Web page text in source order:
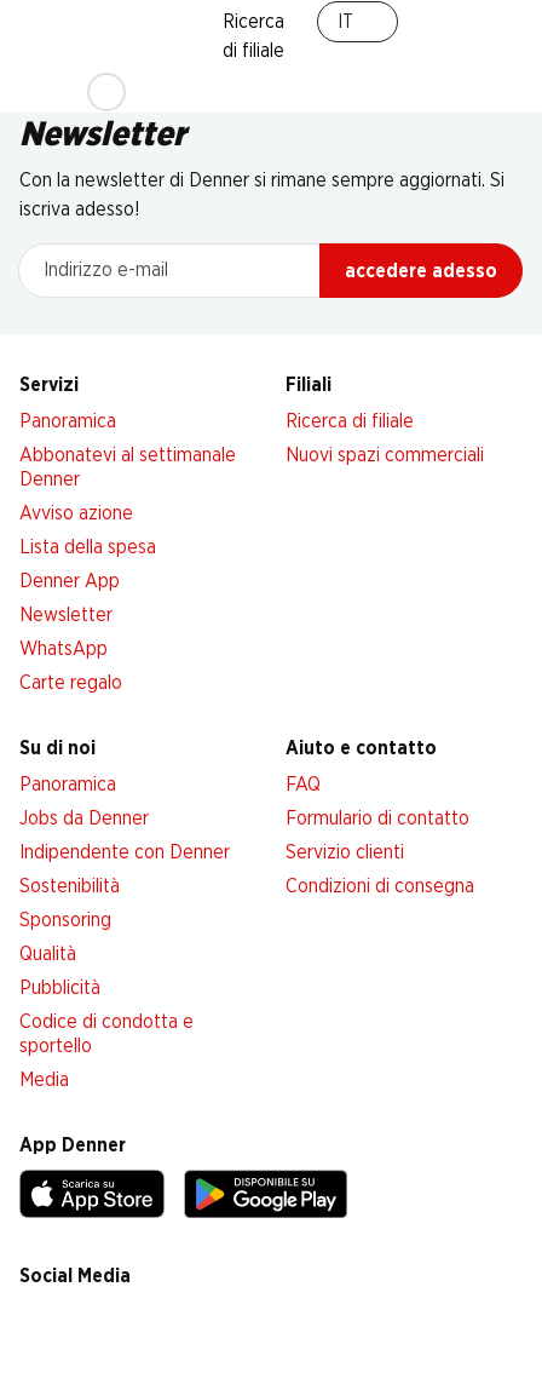
Ricerca
di filiale
Newsletter
Con la newsletter di Denner si rimane sempre aggiornati. Si
iscriva adesso!
Indirizzo e-mail
accedere adesso
Servizi
Panoramica
Abbonatevi al settimanale
Denner
Avviso azione
Lista della spesa
Denner App
Newsletter
WhatsApp
Carte regalo
Filiali
Ricerca di filiale
Nuovi spazi commerciali
Su di noi
Panoramica
Jobs da Denner
Indipendente con Denner
Sostenibilità
Sponsoring
Qualità
Pubblicità
Codice di condotta e
sportello
Media
Aiuto e contatto
FAQ
Formulario di contatto
Servizio clienti
Condizioni di consegna
App Denner
Social Media